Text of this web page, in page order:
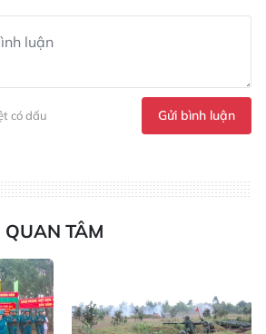
có dấu Gửi bình luận
QUAN TÂM